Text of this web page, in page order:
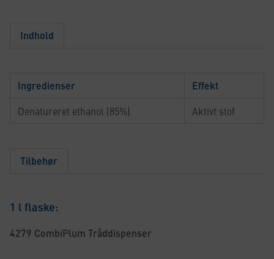
Indhold
Ingredienser Effekt
Denatureret ethanol (85%) Aktivt stof
Tilbehør
1 l flaske:
4279 CombiPlum Tråddispenser